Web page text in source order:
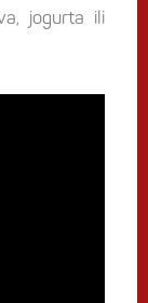
jogurta ili